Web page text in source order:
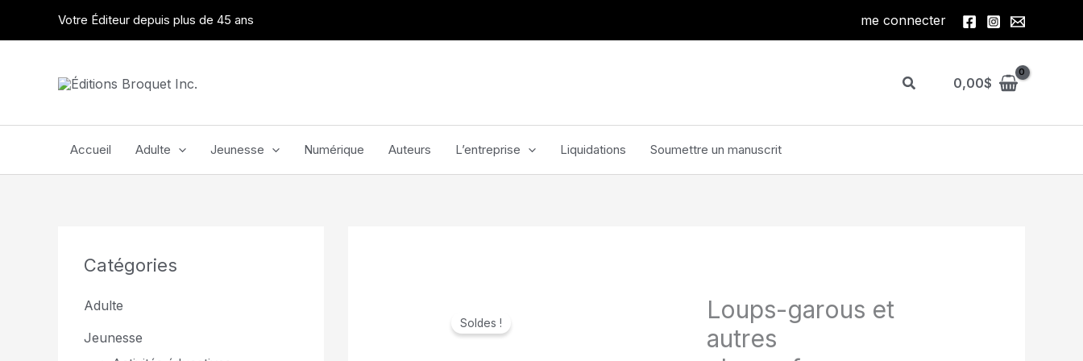
Votre Éditeur depuis plus de 45 ans me connecter
Rechercher
0,00$
Accueil Adulte Jeunesse Numérique Auteurs L’entreprise Liquidations Soumettre un manuscrit
Catégories
Adulte
Jeunesse
Soldes !
Loups-garous et
autres